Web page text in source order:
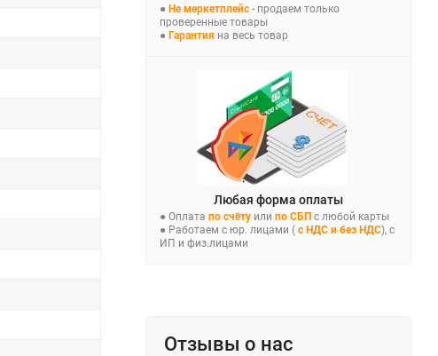
● Не меркетплейс - продаем только
проверенные товары
● Гарантия на весь товар
Любая форма оплаты
● Оплата по счёту или по СБП с любой карты
● Работаем с юр. лицами ( с НДС и без НДС), с
ИП и физ.лицами
Отзывы о нас